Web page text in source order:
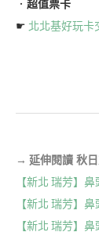
． 超值票卡
☛ 北北基好玩卡
→ 延伸閱讀 秋
【新北 瑞芳】
【新北 瑞芳】
【新北 瑞芳】